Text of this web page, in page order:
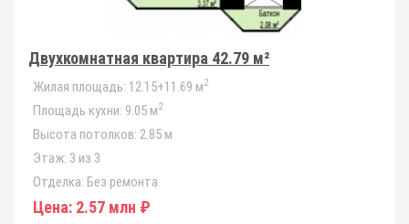
Двухкомнатная квартира 42.79 м²
Жилая площадь: 12.15+11.69 м2
Площадь кухни: 9.05 м2
Высота потолков: 2.85 м
Этаж: 3 из 3
Отделка: Без ремонта
Цена: 2.57 млн ₽